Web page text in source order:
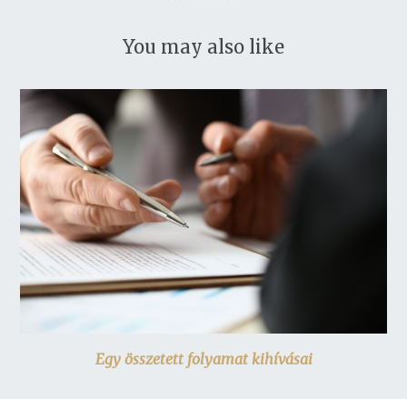
You may also like
Egy összetett folyamat kihívásai